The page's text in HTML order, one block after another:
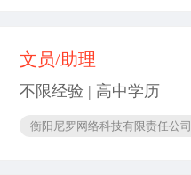
文员/助理
不限经验 | 高中学历
衡阳尼罗网络科技有限责任公司